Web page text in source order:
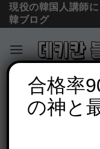
Skip
content
現役の韓国人講師
韓ブログ
必須文法と表現
間接話法 달
요(주래요)の
合格率
の神と